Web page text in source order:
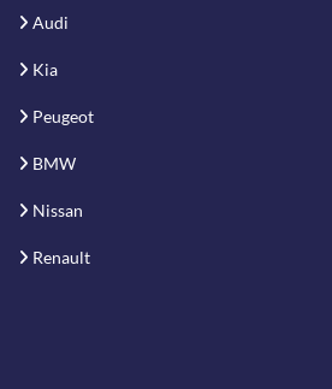
Audi
Kia
Peugeot
BMW
Nissan
Renault